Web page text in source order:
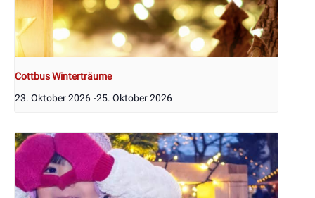
Cottbus Winterträume
23. Oktober 2026 -25. Oktober 2026